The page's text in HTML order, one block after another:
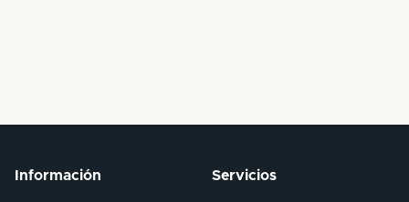
Información Servicios